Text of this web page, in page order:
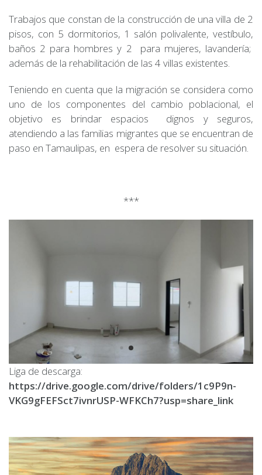
Trabajos que constan de la construcción de una villa de 2
pisos, con 5 dormitorios, 1 salón polivalente, vestíbulo,
baños 2 para hombres y 2 para mujeres, lavandería;
además de la rehabilitación de las 4 villas existentes.
Teniendo en cuenta que la migración se considera como
uno de los componentes del cambio poblacional, el
objetivo es brindar espacios dignos y seguros,
atendiendo a las familias migrantes que se encuentran de
paso en Tamaulipas, en espera de resolver su situación.
***
Liga de descarga:
https://drive.google.com/drive/folders/1c9P9n-
VKG9gFEFSct7ivnrUSP-WFKCh7?usp=share_link